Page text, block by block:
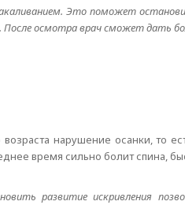
Это поможет
осмотра врач сможет дать
нарушение осанки, то
время сильно болит спина,
развитие искривления